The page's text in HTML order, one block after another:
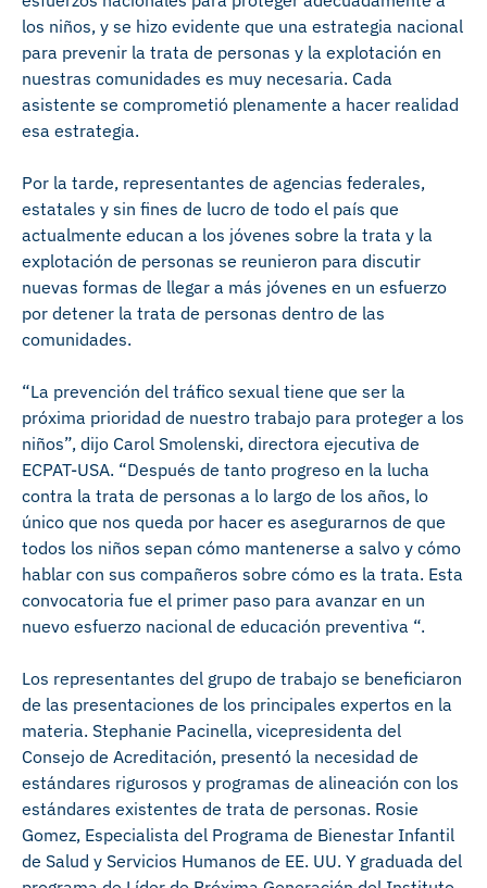
los niños, y se hizo evidente que una estrategia nacional
para prevenir la trata de personas y la explotación en
nuestras comunidades es muy necesaria. Cada
asistente se comprometió plenamente a hacer realidad
esa estrategia.
Por la tarde, representantes de agencias federales,
estatales y sin fines de lucro de todo el país que
actualmente educan a los jóvenes sobre la trata y la
explotación de personas se reunieron para discutir
nuevas formas de llegar a más jóvenes en un esfuerzo
por detener la trata de personas dentro de las
comunidades.
“La prevención del tráfico sexual tiene que ser la
próxima prioridad de nuestro trabajo para proteger a los
niños”, dijo Carol Smolenski, directora ejecutiva de
ECPAT-USA. “Después de tanto progreso en la lucha
contra la trata de personas a lo largo de los años, lo
único que nos queda por hacer es asegurarnos de que
todos los niños sepan cómo mantenerse a salvo y cómo
hablar con sus compañeros sobre cómo es la trata. Esta
convocatoria fue el primer paso para avanzar en un
nuevo esfuerzo nacional de educación preventiva “.
Los representantes del grupo de trabajo se beneficiaron
de las presentaciones de los principales expertos en la
materia. Stephanie Pacinella, vicepresidenta del
Consejo de Acreditación, presentó la necesidad de
estándares rigurosos y programas de alineación con los
estándares existentes de trata de personas. Rosie
Gomez, Especialista del Programa de Bienestar Infantil
de Salud y Servicios Humanos de EE. UU. Y graduada del